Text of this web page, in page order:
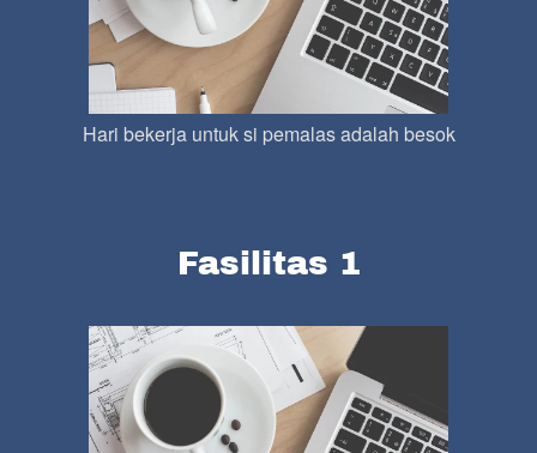
Hari bekerja untuk si pemalas adalah besok
Fasilitas 1